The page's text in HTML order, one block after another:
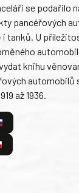
se podařilo
pancéřových
i tanků. U
knihu
automobilů
až 1936.